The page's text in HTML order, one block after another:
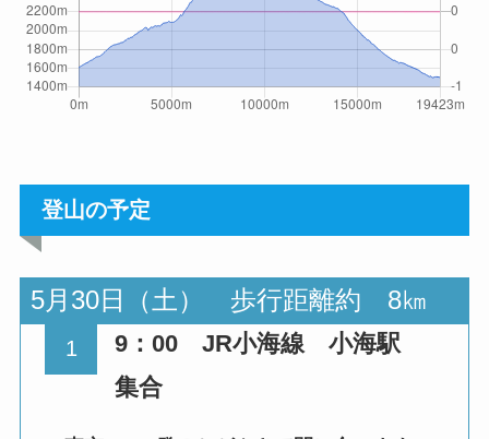
登山の予定
5月30日（土） 歩行距離約 8㎞
9：00 JR小海線 小海駅
集合